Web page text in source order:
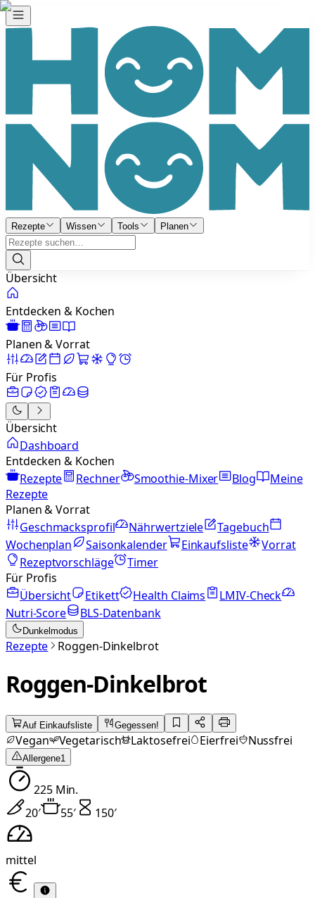
Rezepte Wissen Tools Planen
Übersicht
Entdecken & Kochen
Planen & Vorrat
Für Profis
Übersicht
Dashboard
Entdecken & Kochen
Rezepte
Rechner Smoothie-Mixer Blog
Meine
Rezepte
Planen & Vorrat
Geschmacksprofil
Nährwertziele
Tagebuch
Wochenplan
Saisonkalender Einkaufsliste
Vorrat
Rezeptvorschläge
Timer
Für Profis
Übersicht
Etikett Health Claims
LMIV-Check
Nutri-Score
BLS-Datenbank
Dunkelmodus
Rezepte Roggen-Dinkelbrot
Roggen-Dinkelbrot
Auf Einkaufsliste Gegessen!
Vegan Vegetarisch Laktosefrei Eierfrei Nussfrei
Allergene1
225Min.
20′ 55′ 150′
mittel